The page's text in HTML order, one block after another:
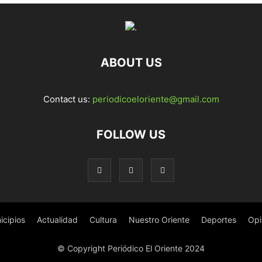
ABOUT US
Contact us: periodicoeloriente@gmail.com
FOLLOW US
Actualidad Cultura Nuestro Oriente Deportes
© Copyright Periódico El Oriente 2024